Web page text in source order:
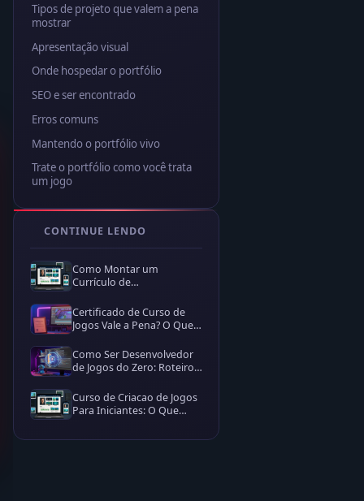
Tipos de projeto que valem a pena
mostrar
Apresentação visual
Onde hospedar o portfólio
SEO e ser encontrado
Erros comuns
Mantendo o portfólio vivo
Trate o portfólio como você trata
um jogo
CONTINUE LENDO
Como Montar um
Currículo de
que Passa da Triagem
Certificado de Curso de
Jogos Vale a Pena? O Que
Verdade
Como Ser Desenvolvedor
de Jogos do Zero: Roteiro
Curso de Criacao de Jogos
Para Iniciantes: O Que